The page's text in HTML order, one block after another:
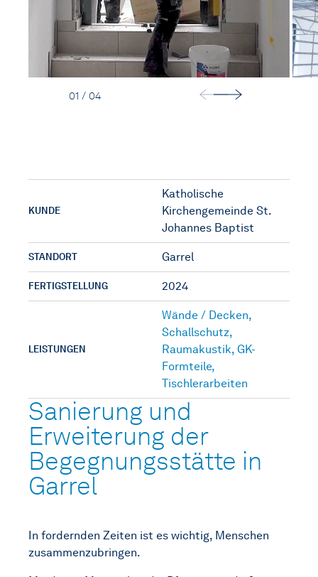
01 / 04
KUNDE
Katholische
Kirchengemeinde St.
Johannes Baptist
STANDORT Garrel
FERTIGSTELLUNG 2024
LEISTUNGEN
Wände / Decken,
Schallschutz,
Raumakustik, GK-
Formteile,
Tischlerarbeiten
Sanierung und
Erweiterung der
Begegnungsstätte in
Garrel
In fordernden Zeiten ist es wichtig, Menschen
zusammenzubringen.